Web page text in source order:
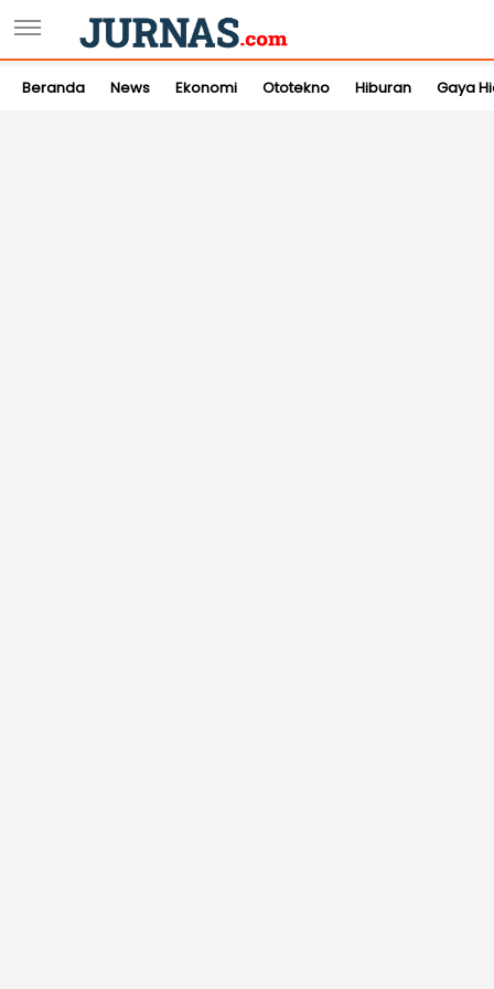
Beranda News Ekonomi Ototekno Hiburan Gaya